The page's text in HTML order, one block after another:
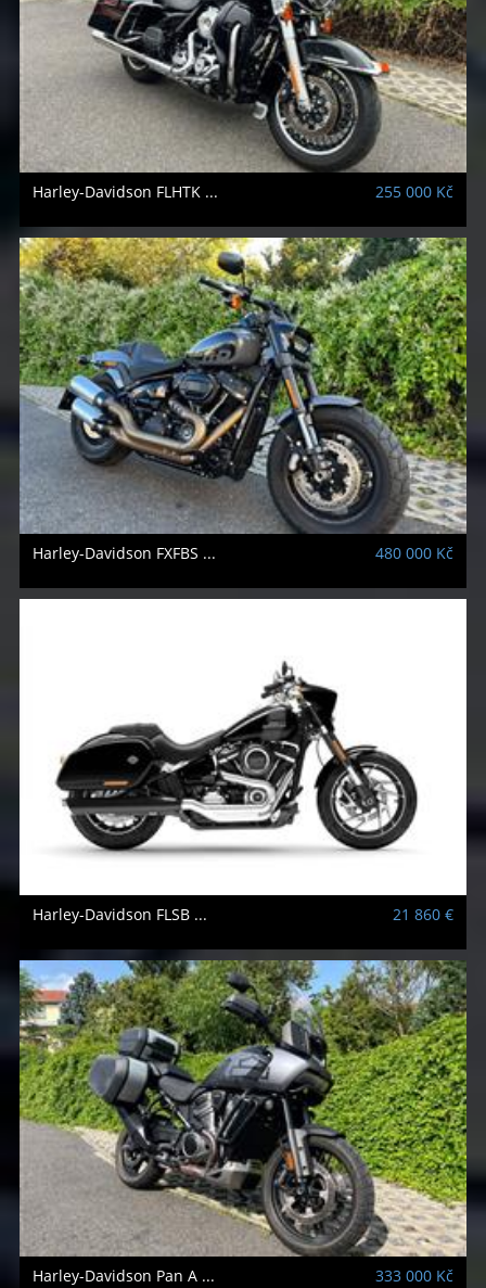
Harley-Davidson FLHTK ... 255 000 Kč
Harley-Davidson FXFBS ... 480 000 Kč
Harley-Davidson FLSB ... 21 860 €
Harley-Davidson Pan A ... 333 000 Kč